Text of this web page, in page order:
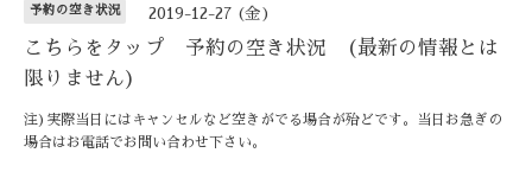
予約の空き状況 2019-12-27 (金)
こちらをタップ 予約の空き状況 (最新の情報とは
限りません)
注)実際当日にはキャンセルなど空きがでる場合が殆どです。当日お急ぎの
場合はお電話でお問い合わせ下さい。